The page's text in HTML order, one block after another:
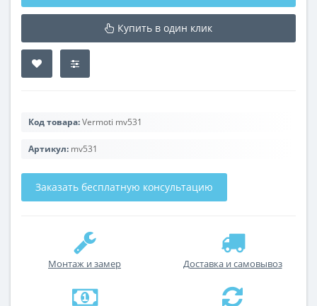
Купить в один клик
Код товара:Vermoti mv531
Артикул: mv531
Заказать бесплатную консультацию
Монтаж и замер Доставка и самовывоз